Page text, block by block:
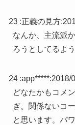
23 :正義の見方:
なんか、主流派
ろうとしてるよ
24 :app*****:2018/
どなたかもコメ
ぎ。関係ないコ
と思います。パ